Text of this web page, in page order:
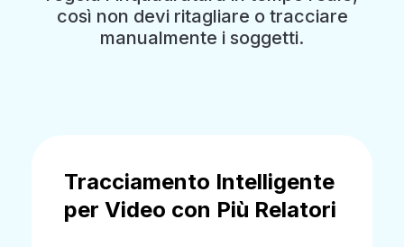
così non devi ritagliare o tracciare
manualmente i soggetti.
Tracciamento Intelligente
per Video con Più Relatori